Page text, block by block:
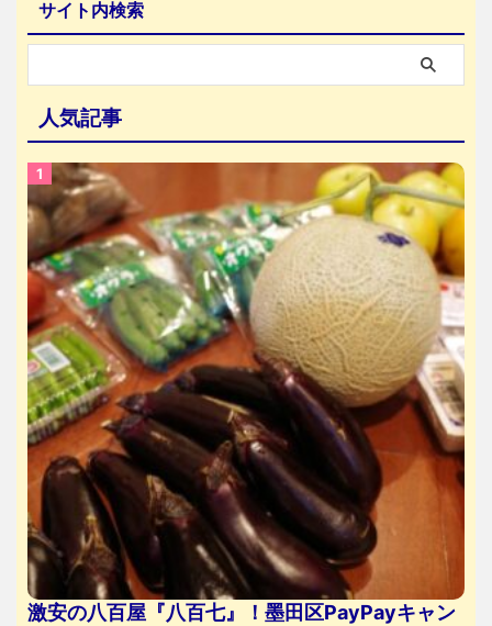
サイト内検索
人気記事
激安の八百屋『八百七』！墨田区PayPayキャン